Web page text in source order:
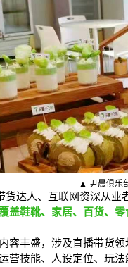
▲ 尹晨俱乐
货达人、互联网资深从
盖鞋靴、家居、百货、零
容丰盛，涉及直播带货
营技能、人设定位、玩